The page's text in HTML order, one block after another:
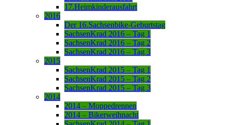
17.Heimkinderausfahrt
2016
Der 16.Sachsenbike-Geburtstag
SachsenKrad 2016 – Tag 1
SachsenKrad 2016 – Tag 2
SachsenKrad 2016 – Tag 3
2015
SachsenKrad 2015 – Tag 1
SachsenKrad 2015 – Tag 2
SachsenKrad 2015 – Tag 3
2014
2014 – Moppedrennen
2014 – Bikerweihnacht